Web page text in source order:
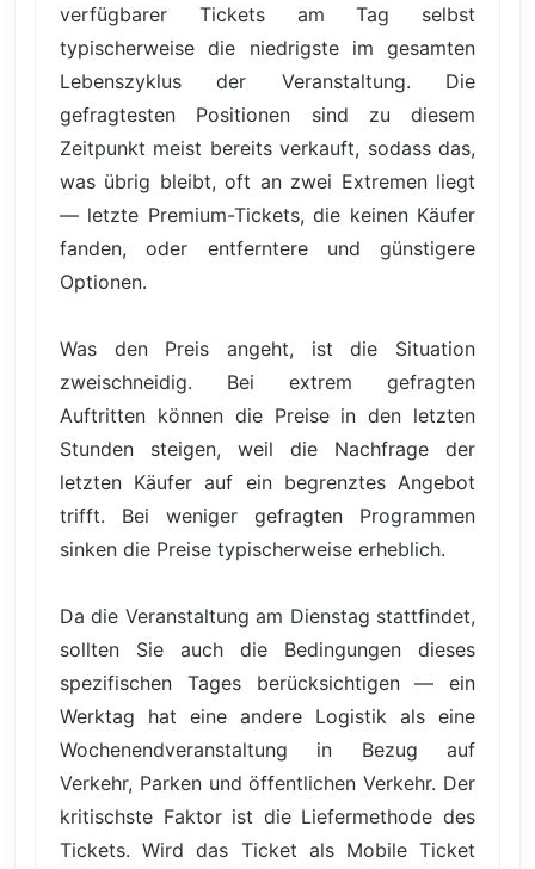
verfügbarer Tickets am Tag selbst
typischerweise die niedrigste im gesamten
Lebenszyklus der Veranstaltung. Die
gefragtesten Positionen sind zu diesem
Zeitpunkt meist bereits verkauft, sodass das,
was übrig bleibt, oft an zwei Extremen liegt
— letzte Premium-Tickets, die keinen Käufer
fanden, oder entferntere und günstigere
Optionen.
Was den Preis angeht, ist die Situation
zweischneidig. Bei extrem gefragten
Auftritten können die Preise in den letzten
Stunden steigen, weil die Nachfrage der
letzten Käufer auf ein begrenztes Angebot
trifft. Bei weniger gefragten Programmen
sinken die Preise typischerweise erheblich.
Da die Veranstaltung am Dienstag stattfindet,
sollten Sie auch die Bedingungen dieses
spezifischen Tages berücksichtigen — ein
Werktag hat eine andere Logistik als eine
Wochenendveranstaltung in Bezug auf
Verkehr, Parken und öffentlichen Verkehr. Der
kritischste Faktor ist die Liefermethode des
Tickets. Wird das Ticket als Mobile Ticket